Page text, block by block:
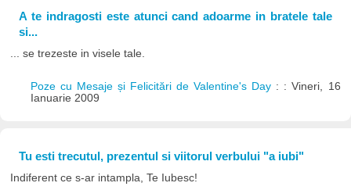
A te indragosti este atunci cand adoarme in bratele tale
si...
... se trezeste in visele tale.
Poze cu Mesaje și Felicitări de Valentine's Day : : Vineri, 16
Ianuarie 2009
Tu esti trecutul, prezentul si viitorul verbului "a iubi"
Indiferent ce s-ar intampla, Te Iubesc!